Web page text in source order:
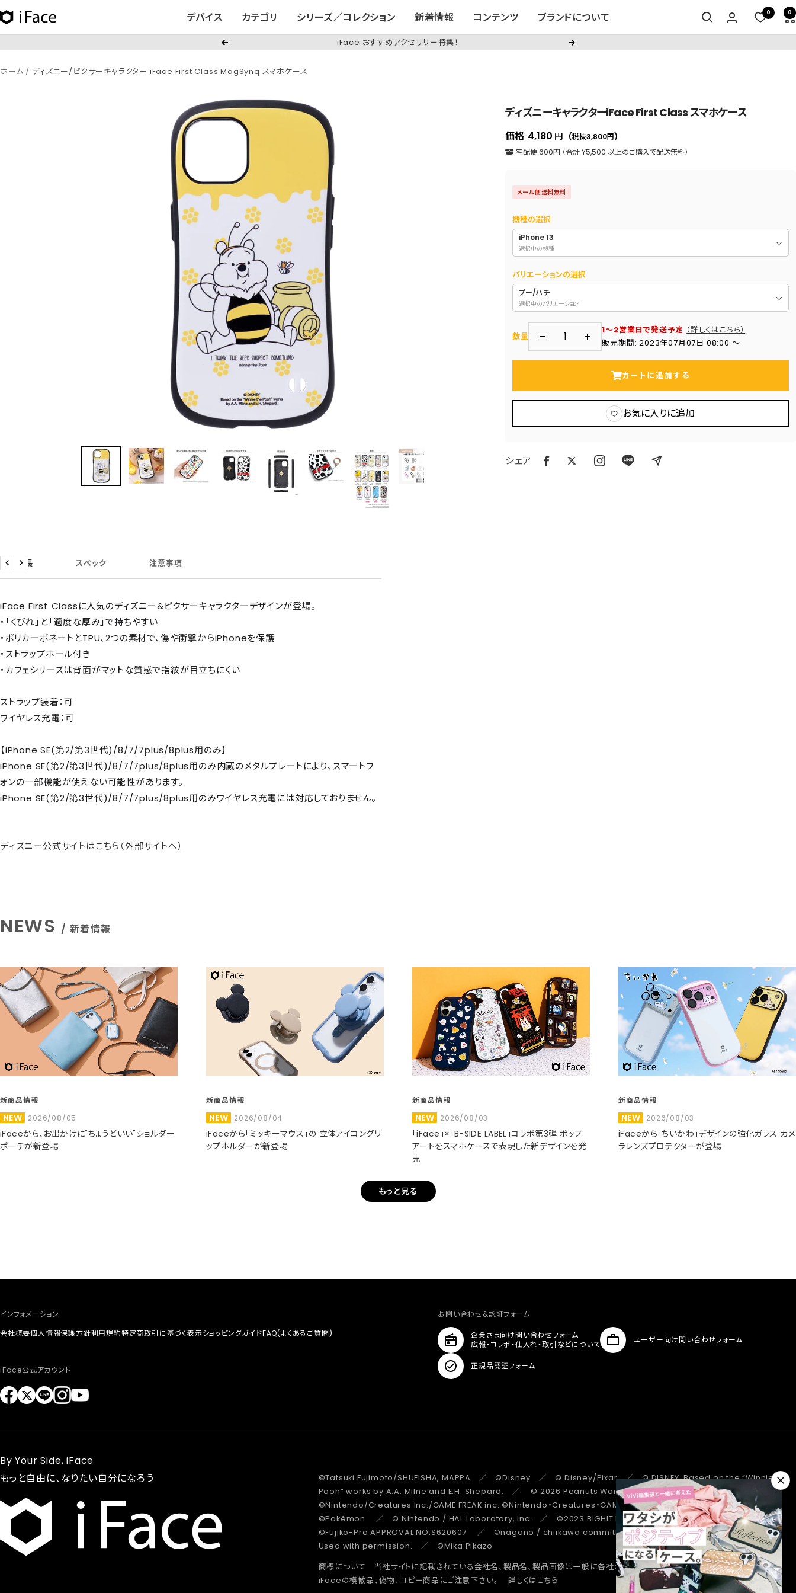
コ
ン
ツ
デバイス カテゴリ シリーズ／コレクション 新着情報 コンテンツ ブランドについて
iFace
日
本
公
0 0
戻
iFace おすすめアクセサリー特集！
次
ホーム ディズニー/ピクサーキャラクター iFace First Class MagSynq スマホケース
ディズニーキャラクターiFace First Class スマホケース
価格 セ
ー
価
格
4,180 円 (税抜3,800円)
宅配便 600円 （合計 ¥5,500 以上のご購入で配送無料）
メール便送料無料
機種の選択
iPhone 13
選択中の機種
バリエーションの選択
プー/ハチ
選択中のバリエーション
数量
量
減
す
数
量
増
す
1～2営業日で発送予定 （詳しくはこちら）
販売期間: 2023年07月07日 08:00 〜
カートに追加する
お気に入りに追加
シェア
商品特長 スペック 注意事項
戻 次
iFace First Classに人気のディズニー&ピクサーキャラクターデザインが登場。
・「くびれ」と「適度な厚み」で持ちやすい
・ポリカーボネートとTPU、2つの素材で、傷や衝撃からiPhoneを保護
・ストラップホール付き
・カフェシリーズは背面がマットな質感で指紋が目立ちにくい
ストラップ装着：可
ワイヤレス充電：可
【iPhone SE(第2/第3世代)/8/7/7plus/8plus用のみ】
iPhone SE(第2/第3世代)/8/7/7plus/8plus用のみ内蔵のメタルプレートにより、スマートフ
ォンの一部機能が使えない可能性があります。
iPhone SE(第2/第3世代)/8/7/7plus/8plus用のみワイヤレス充電には対応しておりません。
ディズニー公式サイトはこちら（外部サイトへ）
NEWS / 新着情報
新商品情報
NEW 2026/08/05
iFaceから、お出かけに"ちょうどいい"ショルダー
ポーチが新登場
新商品情報
NEW 2026/08/04
iFaceから「ミッキーマウス」の 立体アイコングリ
ップホルダーが新登場
新商品情報
NEW 2026/08/03
「iFace」×「B-SIDE LABEL」コラボ第3弾 ポップ
アートをスマホケースで表現した新デザインを発
売
新商品情報
NEW 2026/08/03
iFaceから「ちいかわ」デザインの強化ガラス カメ
ラレンズプロテクターが登場
もっと見る
インフォメーション
会社概要個人情報保護方針利用規約特定商取引に基づく表示ショッピングガイドFAQ(よくあるご質問)
iFace公式アカウント
お問い合わせ&認証フォーム
企業さま向け問い合わせフォーム
広報・コラボ・仕入れ・取引などについて
ユーザー向け問い合わせフォーム
正規品認証フォーム
©Tatsuki Fujimoto/SHUEISHA, MAPPA ／ ©Disney ／ © Disney/Pixar ／ © DISNEY. Based on the “Winnie the
Pooh” works by A.A. Milne and E.H. Shepard. ／ © 2026 Peanuts Worldwide LLC ／ ©Pokémon.
©Nintendo/Creatures Inc./GAME FREAK inc. ©Nintendo・Creatures・GAME FREAK・TV Tokyo・ShoPro・JR Kikaku
©Pokémon ／ © Nintendo / HAL Laboratory, Inc. ／ ©2023 BIGHIT MUSIC / HYBE. All Rights Reserved. ／
©Fujiko-Pro APPROVAL NO.S620607 ／ ©nagano / chiikawa committee ／ STRANGER THINGS ™/© Netflix.
Used with permission. ／ ©Mika Pikazo
商標について 当社サイトに記載されている会社名、製品名、製品画像は一般に各社の商標または登録商標です。
詳しくはこちら
iFaceの模倣品、偽物、コピー商品にご注意下さい。
詳しくはこちら
By Your Side, iFace
もっと自由に、なりたい自分になろう